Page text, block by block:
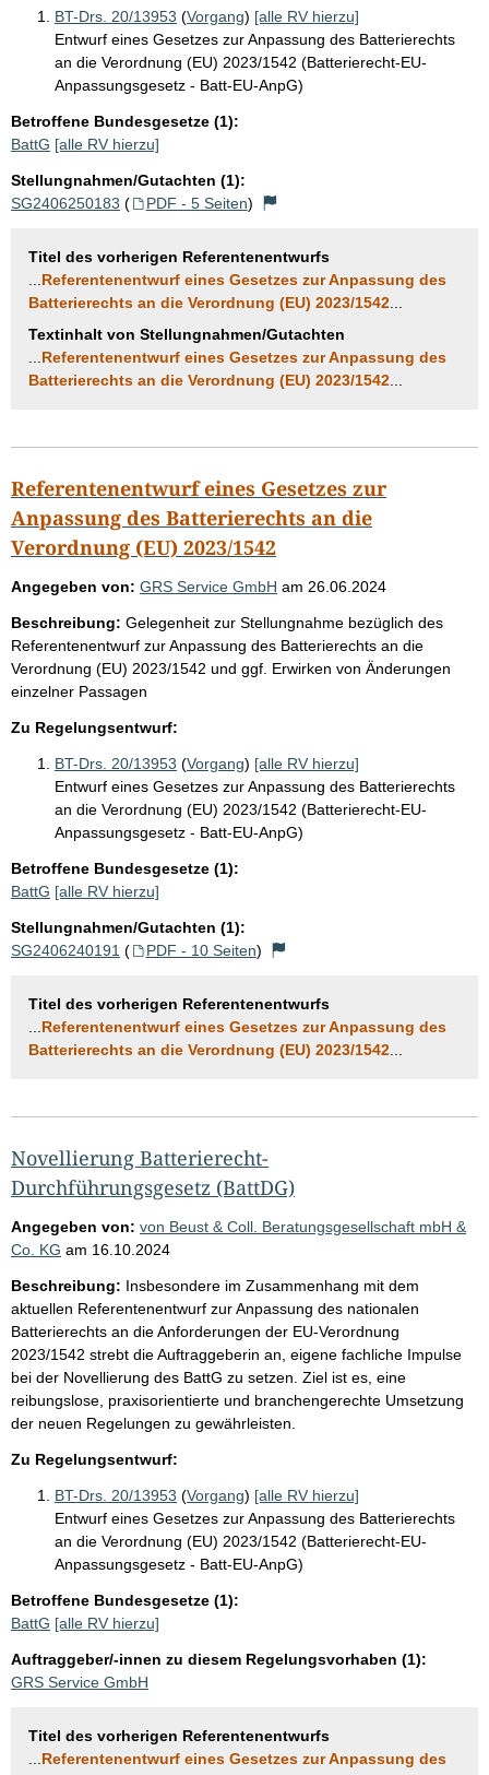
BT-Drs. 20/13953 (Vorgang) [alle RV hierzu]
Entwurf eines Gesetzes zur Anpassung des Batterierechts
an die Verordnung (EU) 2023/1542 (Batterierecht-EU-
Anpassungsgesetz - Batt-EU-AnpG)
Betroffene Bundesgesetze (1):
BattG [alle RV hierzu]
Stellungnahmen/Gutachten (1):
SG2406250183 ( PDF - 5 Seiten)
Titel des vorherigen Referentenentwurfs
Referentenentwurf eines Gesetzes zur Anpassung des
Batterierechts an die Verordnung (EU) 2023/1542
Textinhalt von Stellungnahmen/Gutachten
Referentenentwurf eines Gesetzes zur Anpassung des
Batterierechts an die Verordnung (EU) 2023/1542
Referentenentwurf eines Gesetzes zur
Anpassung des Batterierechts an die
Verordnung (EU) 2023/1542
Angegeben von: GRS Service GmbH am 26.06.2024
Beschreibung: Gelegenheit zur Stellungnahme bezüglich des
Referentenentwurf zur Anpassung des Batterierechts an die
Verordnung (EU) 2023/1542 und ggf. Erwirken von Änderungen
einzelner Passagen
Zu Regelungsentwurf:
BT-Drs. 20/13953 (Vorgang) [alle RV hierzu]
Entwurf eines Gesetzes zur Anpassung des Batterierechts
an die Verordnung (EU) 2023/1542 (Batterierecht-EU-
Anpassungsgesetz - Batt-EU-AnpG)
Betroffene Bundesgesetze (1):
BattG [alle RV hierzu]
Stellungnahmen/Gutachten (1):
SG2406240191 ( PDF - 10 Seiten)
Titel des vorherigen Referentenentwurfs
Referentenentwurf eines Gesetzes zur Anpassung des
Batterierechts an die Verordnung (EU) 2023/1542
Novellierung Batterierecht-
Durchführungsgesetz (BattDG)
Angegeben von: von Beust & Coll. Beratungsgesellschaft mbH &
Co. KG am 16.10.2024
Beschreibung: Insbesondere im Zusammenhang mit dem
aktuellen Referentenentwurf zur Anpassung des nationalen
Batterierechts an die Anforderungen der EU-Verordnung
2023/1542 strebt die Auftraggeberin an, eigene fachliche Impulse
bei der Novellierung des BattG zu setzen. Ziel ist es, eine
reibungslose, praxisorientierte und branchengerechte Umsetzung
der neuen Regelungen zu gewährleisten.
Zu Regelungsentwurf:
BT-Drs. 20/13953 (Vorgang) [alle RV hierzu]
Entwurf eines Gesetzes zur Anpassung des Batterierechts
an die Verordnung (EU) 2023/1542 (Batterierecht-EU-
Anpassungsgesetz - Batt-EU-AnpG)
Betroffene Bundesgesetze (1):
BattG [alle RV hierzu]
Auftraggeber/-innen zu diesem Regelungsvorhaben (1):
GRS Service GmbH
Titel des vorherigen Referentenentwurfs
Referentenentwurf eines Gesetzes zur Anpassung des